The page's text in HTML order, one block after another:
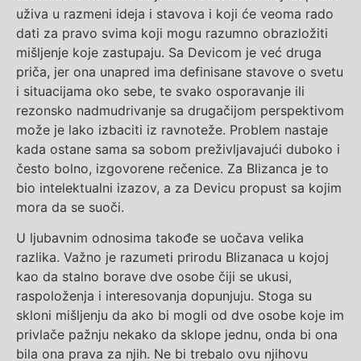
uživa u razmeni ideja i stavova i koji će veoma rado
dati za pravo svima koji mogu razumno obrazložiti
mišljenje koje zastupaju. Sa Devicom je već druga
priča, jer ona unapred ima definisane stavove o svetu
i situacijama oko sebe, te svako osporavanje ili
rezonsko nadmudrivanje sa drugačijom perspektivom
može je lako izbaciti iz ravnoteže. Problem nastaje
kada ostane sama sa sobom preživljavajući duboko i
često bolno, izgovorene rečenice. Za Blizanca je to
bio intelektualni izazov, a za Devicu propust sa kojim
mora da se suoči.
U ljubavnim odnosima takođe se uočava velika
razlika. Važno je razumeti prirodu Blizanaca u kojoj
kao da stalno borave dve osobe čiji se ukusi,
raspoloženja i interesovanja dopunjuju. Stoga su
skloni mišljenju da ako bi mogli od dve osobe koje im
privlače pažnju nekako da sklope jednu, onda bi ona
bila ona prava za njih. Ne bi trebalo ovu njihovu